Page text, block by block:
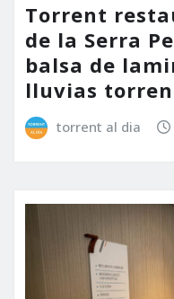
Torrent
de la Serra
balsa de
lluvias
torrent al dia